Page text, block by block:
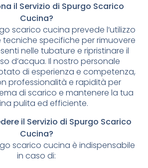
il Servizio di Spurgo Scarico
Cucina?
scarico cucina prevede l’utilizzo
specifiche per rimuovere
nelle tubature e ripristinare il
d’acqua. Il nostro personale
di esperienza e competenza,
professionalità e rapidità per
di scarico e mantenere la tua
pulita ed efficiente.
il Servizio di Spurgo Scarico
Cucina?
scarico cucina è indispensabile
in caso di: